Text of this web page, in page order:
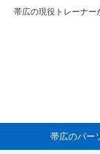
帯広の現役トレーナー
帯広のパー